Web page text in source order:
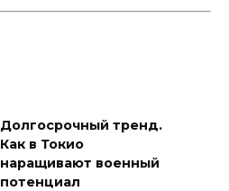
Долгосрочный тренд.
Как в Токио
наращивают военный
потенциал